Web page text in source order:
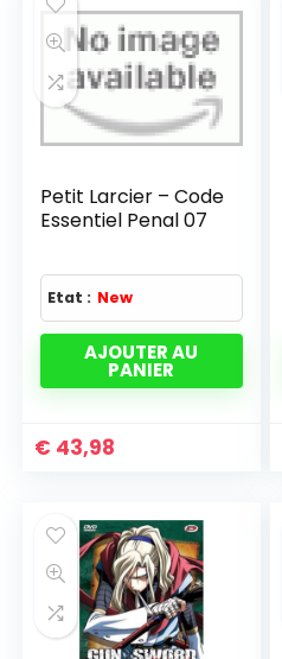
Petit Larcier – Code
Essentiel Penal 07
Etat : New
AJOUTER AU
PANIER
€ 43,98